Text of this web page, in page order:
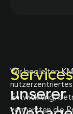
Services
unserer
Wir begleiten
Entwicklung,
vermarkten die